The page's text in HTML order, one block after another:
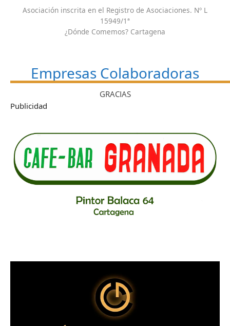
Asociación inscrita en el Registro de Asociaciones. Nº L
15949/1ª
¿Dónde Comemos? Cartagena
Empresas Colaboradoras
GRACIAS
Publicidad